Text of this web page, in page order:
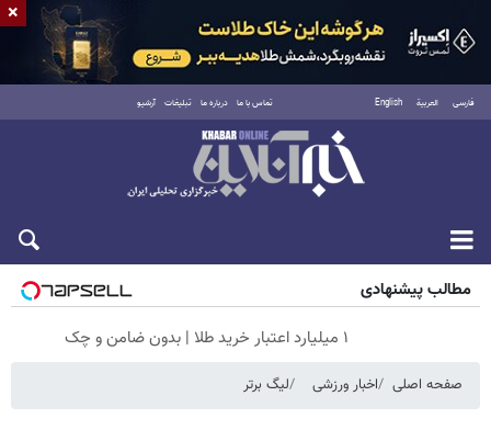
فارسی العربية English تماس با ما درباره ما تبلیغات آرشیو
جمعه ۱۶ مرداد ۱۴۰۵
مطالب پیشنهادی
۱ میلیارد اعتبار خرید طلا | بدون ضامن و چک
صفحه اصلی اخبار ورزشی لیگ برتر
×